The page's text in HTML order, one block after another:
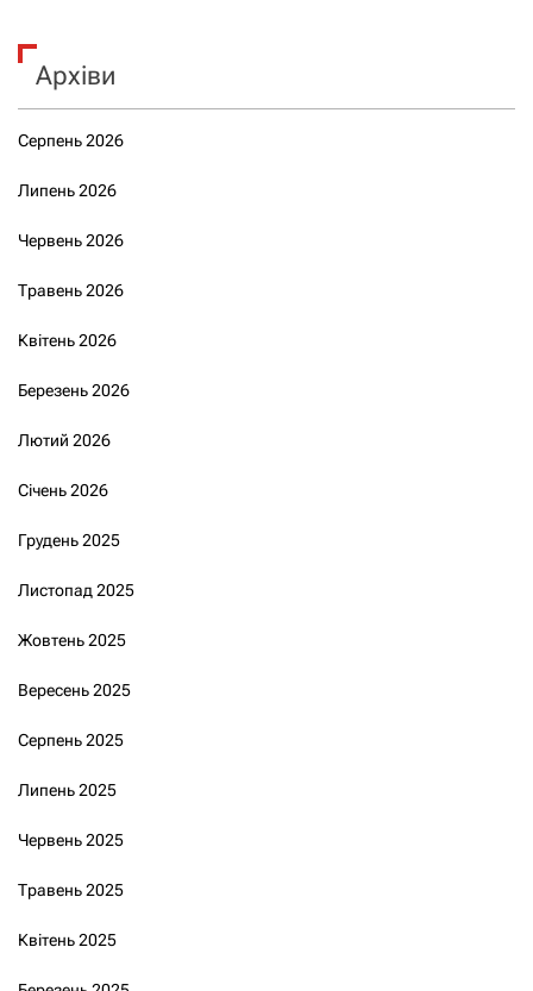
Архіви
Серпень 2026
Липень 2026
Червень 2026
Травень 2026
Квітень 2026
Березень 2026
Лютий 2026
Січень 2026
Грудень 2025
Листопад 2025
Жовтень 2025
Вересень 2025
Серпень 2025
Липень 2025
Червень 2025
Травень 2025
Квітень 2025